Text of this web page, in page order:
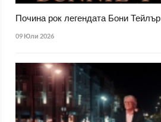
Почина рок легендата Бони Тейлър
09 Юли 2026